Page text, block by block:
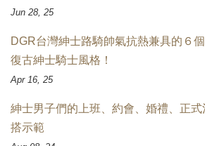
Jun 28, 25
DGR台灣紳士路騎帥氣抗熱兼具的６
復古紳士騎士風格！
Apr 16, 25
紳士男子們的上班、約會、婚禮、正
搭示範